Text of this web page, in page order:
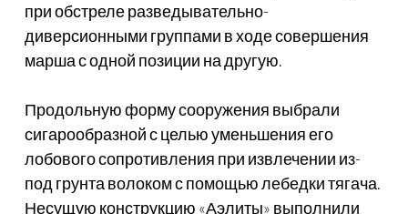
при обстреле разведывательно-
диверсионными группами в ходе совершения
марша с одной позиции на другую.
Продольную форму сооружения выбрали
сигарообразной с целью уменьшения его
лобового сопротивления при извлечении из-
под грунта волоком с помощью лебедки тягача.
Несущую конструкцию «Аэлиты» выполнили